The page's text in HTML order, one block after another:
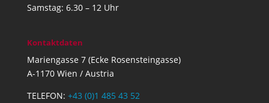
Samstag: 6.30 – 12 Uhr
Kontaktdaten
Mariengasse 7 (Ecke Rosensteingasse)
A-1170 Wien / Austria
TELEFON: +43 (0)1 485 43 52